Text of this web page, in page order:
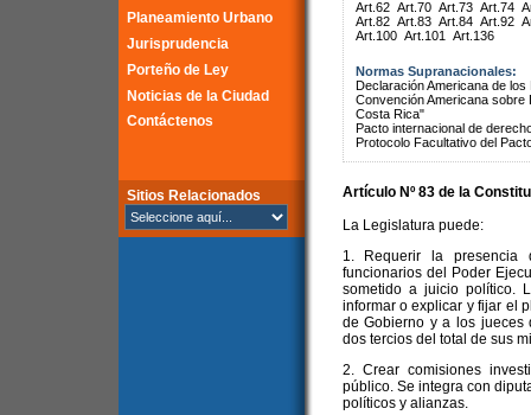
Planeamiento Urbano
Jurisprudencia
Porteño de Ley
Noticias de la Ciudad
Contáctenos
Sitios Relacionados
Art.62 Art.70 Art.73 Art.74
Art.82 Art.83 Art.84 Art.92
Art.100 Art.101 Art.136
Normas Supranacionales:
Declaración Americana de
Convención Americana
Costa Rica"
Pacto internacional de
Protocolo Facultativo del
Artículo Nº 83 de la
La Legislatura puede:
1. Requerir la presencia
funcionarios del Poder
sometido a juicio político.
informar o explicar y fijar el
de Gobierno y a los jueces
dos tercios del total de sus
2. Crear comisiones
público. Se integra con
políticos y alianzas.